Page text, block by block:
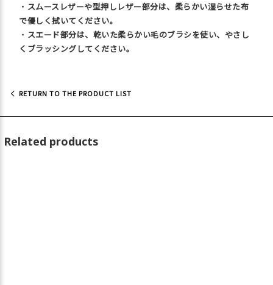
・ スムースレザーや型押しレザー部分は、柔らかい湿らせた布
で優しく拭いてください。
・ スエード部分は、乾いた柔らかい毛のブラシを使い、やさし
くブラッシングしてください。
RETURN TO THE PRODUCT LIST
Related products